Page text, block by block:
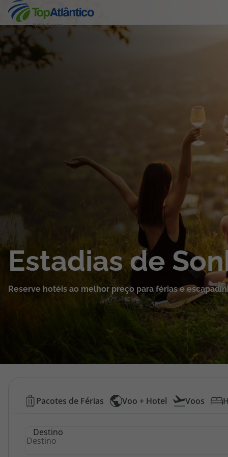
Hotéis Baratos
Destinos
Pacotes de Férias
Cruzeiros
Promoções
Área de Cliente
Estadias de
Reserve hotéis ao melhor preço para férias e
Hotéis
Baratos
Pacotes de Férias Voo + Hotel Voos
Destino